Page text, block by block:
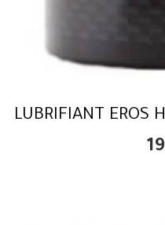
LUBRIFIANT EROS